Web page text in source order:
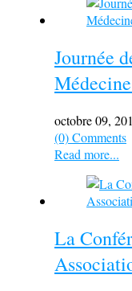
Journée
octobre 09,
(0) Comments
Read more...
La